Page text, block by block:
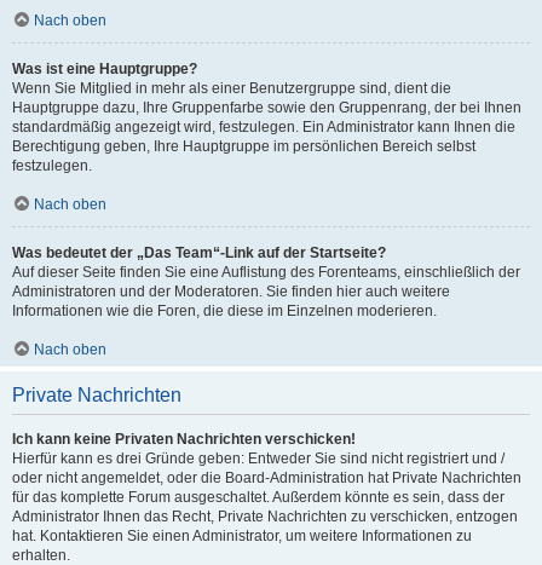
Nach oben
Was ist eine Hauptgruppe?
Wenn Sie Mitglied in mehr als einer Benutzergruppe sind, dient die
Hauptgruppe dazu, Ihre Gruppenfarbe sowie den Gruppenrang, der bei Ihnen
standardmäßig angezeigt wird, festzulegen. Ein Administrator kann Ihnen die
Berechtigung geben, Ihre Hauptgruppe im persönlichen Bereich selbst
festzulegen.
Nach oben
Was bedeutet der „Das Team“-Link auf der Startseite?
Auf dieser Seite finden Sie eine Auflistung des Forenteams, einschließlich der
Administratoren und der Moderatoren. Sie finden hier auch weitere
Informationen wie die Foren, die diese im Einzelnen moderieren.
Nach oben
Private Nachrichten
Ich kann keine Privaten Nachrichten verschicken!
Hierfür kann es drei Gründe geben: Entweder Sie sind nicht registriert und /
oder nicht angemeldet, oder die Board-Administration hat Private Nachrichten
für das komplette Forum ausgeschaltet. Außerdem könnte es sein, dass der
Administrator Ihnen das Recht, Private Nachrichten zu verschicken, entzogen
hat. Kontaktieren Sie einen Administrator, um weitere Informationen zu
erhalten.